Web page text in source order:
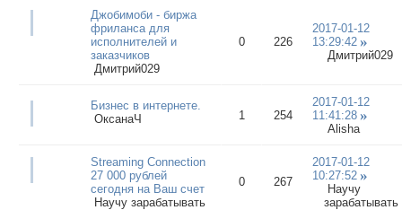
Джобимоби - биржа
фриланса для
исполнителей и
заказчиков
Дмитрий029
0 226
2017-01-12
13:29:42
Дмитрий029
Бизнес в интернете.
ОксанаЧ
1 254
2017-01-12
11:41:28
Alisha
Streaming Connection
27 000 рублей
сегодня на Ваш счет
Научу зарабатывать
0 267
2017-01-12
10:27:52
Научу
зарабатывать